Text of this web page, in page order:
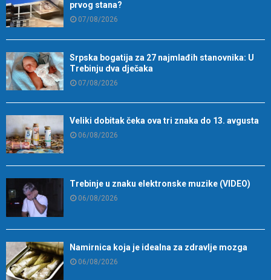
prvog stana?
07/08/2026
Srpska bogatija za 27 najmlađih stanovnika: U
Trebinju dva dječaka
07/08/2026
Veliki dobitak čeka ova tri znaka do 13. avgusta
06/08/2026
Trebinje u znaku elektronske muzike (VIDEO)
06/08/2026
Namirnica koja je idealna za zdravlje mozga
06/08/2026